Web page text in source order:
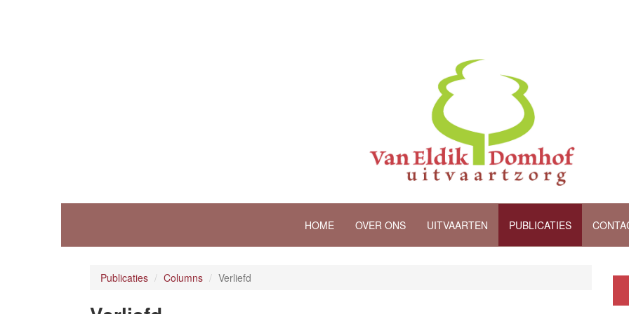
HOME OVER ONS UITVAARTEN PUBLICATIES
Publicaties Columns Verliefd